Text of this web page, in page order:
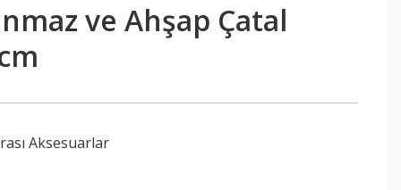
ve Ahşap Çatal
Aksesuarlar